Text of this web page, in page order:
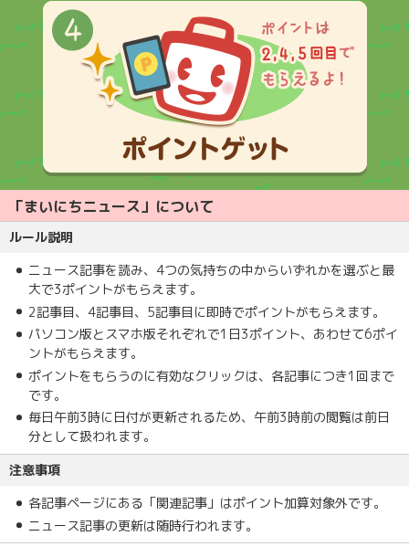
「まいにちニュース」について
ルール説明
ニュース記事を読み、4つの気持ちの中からいずれかを選ぶと最
大で3ポイントがもらえます。
2記事目、4記事目、5記事目に即時でポイントがもらえます。
パソコン版とスマホ版それぞれで1日3ポイント、あわせて6ポイ
ントがもらえます。
ポイントをもらうのに有効なクリックは、各記事につき1回まで
です。
毎日午前3時に日付が更新されるため、午前3時前の閲覧は前日
分として扱われます。
注意事項
各記事ページにある「関連記事」はポイント加算対象外です。
ニュース記事の更新は随時行われます。